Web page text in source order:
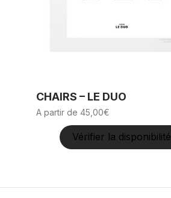
CHAIRS – LE DUO
A partir de 45,00€
Vérifier la disponibilité
a